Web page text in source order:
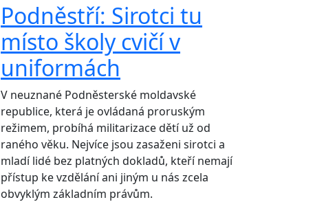
Podněstří: Sirotci tu
místo školy cvičí v
uniformách
V neuznané Podněsterské moldavské
republice, která je ovládaná proruským
režimem, probíhá militarizace dětí už od
raného věku. Nejvíce jsou zasaženi sirotci a
mladí lidé bez platných dokladů, kteří nemají
přístup ke vzdělání ani jiným u nás zcela
obvyklým základním právům.